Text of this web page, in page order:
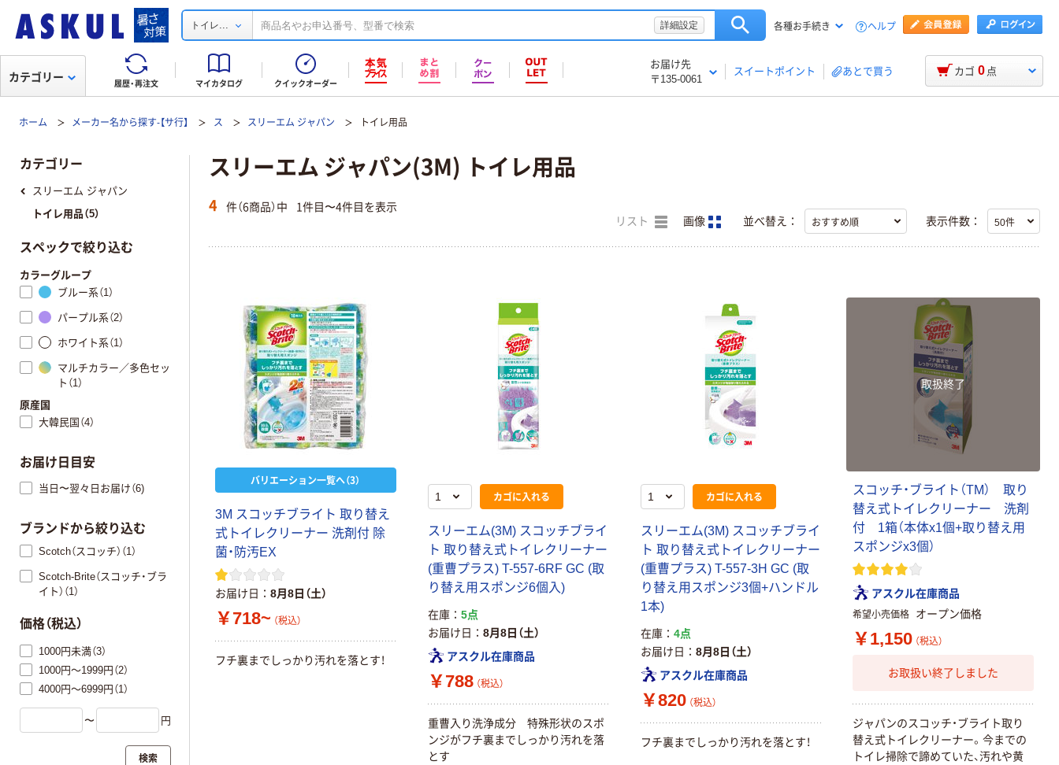
トイレ... 詳細設定 各種お手続き ヘルプ
履歴・再注文 マイカタログ クイックオーダー
お届け先
〒135-0061
スイートポイント あとで買う
カテゴリー カゴ 0 点
ホーム メーカー名から探す-【サ行】 ス スリーエム ジャパン トイレ用品
スリーエム ジャパン(3M) トイレ用品
4 件（6商品）中 1件目〜4件目を表示
リスト 画像 並べ替え： 表示件数：
バリエーション一覧へ（3）
3M スコッチブライト 取り替え
式トイレクリーナー 洗剤付 除
菌・防汚EX
お届け日 8月8日（土）
￥718~ （税込）
フチ裏までしっかり汚れを落とす！
カゴに入れる
スリーエム(3M) スコッチブライ
ト 取り替え式トイレクリーナー
(重曹プラス) T-557-6RF GC (取
り替え用スポンジ6個入)
在庫
5点
お届け日
8月8日（土）
アスクル在庫商品
￥788 （税込）
重曹入り洗浄成分 特殊形状のスポ
ンジがフチ裏までしっかり汚れを落
とす
カゴに入れる
スリーエム(3M) スコッチブライ
ト 取り替え式トイレクリーナー
(重曹プラス) T-557-3H GC (取
り替え用スポンジ3個+ハンドル
1本)
在庫
4点
お届け日
8月8日（土）
アスクル在庫商品
￥820 （税込）
フチ裏までしっかり汚れを落とす！
取扱終了
スコッチ・ブライト（TM） 取り
替え式トイレクリーナー 洗剤
付 1箱（本体x1個+取り替え用
スポンジx3個）
アスクル在庫商品
希望小売価格 オープン価格
￥1,150 （税込）
お取扱い終了しました
ジャパンのスコッチ・ブライト取り
替え式トイレクリーナー。今までの
トイレ掃除で諦めていた、汚れや黄
カテゴリー
スリーエム ジャパン
トイレ用品（5）
スペックで絞り込む
カラーグループ
ブルー系（1）
パープル系（2）
ホワイト系（1）
マルチカラー／多色セッ
ト（1）
原産国
大韓民国（4）
お届け日目安
当日〜翌々日お届け（6)
ブランドから絞り込む
Scotch（スコッチ）（1）
Scotch-Brite（スコッチ・ブラ
イト）（1）
価格（税込）
1000円未満（3）
1000円～1999円（2）
4000円～6999円（1）
〜 円
検索